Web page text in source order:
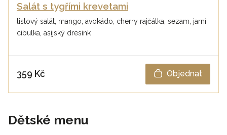
Salát s tygřími krevetami
listový salát, mango, avokádo, cherry rajčátka, sezam, jarní
cibulka, asijský dresink
359 Kč Objednat
Dětské menu